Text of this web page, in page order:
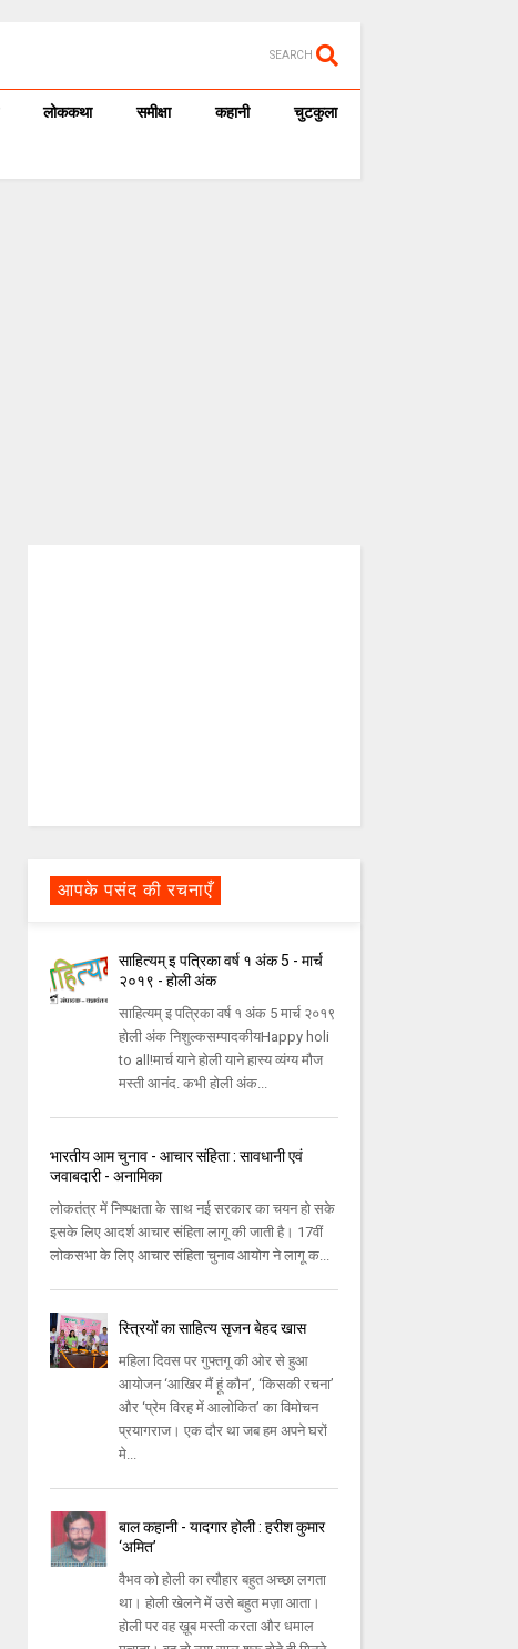
SEARCH
लोककथा समीक्षा कहानी चुटकुला
आपके पसंद की रचनाएँ
साहित्यम् इ पत्रिका वर्ष १ अंक 5 - मार्च
२०१९ - होली अंक
साहित्यम् इ पत्रिका वर्ष १ अंक 5 मार्च २०१९
होली अंक निशुल्कसम्पादकीयHappy holi
to all!मार्च याने होली याने हास्य व्यंग्य मौज
मस्ती आनंद. कभी होली अंक...
भारतीय आम चुनाव - आचार संहिता : सावधानी एवं
जवाबदारी - अनामिका
लोकतंत्र में निष्पक्षता के साथ नई सरकार का चयन हो सके
इसके लिए आदर्श आचार संहिता लागू की जाती है। 17वीं
लोकसभा के लिए आचार संहिता चुनाव आयोग ने लागू क...
स्त्रियों का साहित्य सृजन बेहद खास
महिला दिवस पर गुफ्तगू की ओर से हुआ
आयोजन ‘आखिर मैं हूं कौन’, ‘किसकी रचना’
और ‘प्रेम विरह में आलोकित’ का विमोचन
प्रयागराज। एक दौर था जब हम अपने घरों
मे...
बाल कहानी - यादगार होली : हरीश कुमार
‘अमित’
वैभव को होली का त्यौहार बहुत अच्छा लगता
था। होली खेलने में उसे बहुत मज़ा आता।
होली पर वह ख़ूब मस्ती करता और धमाल